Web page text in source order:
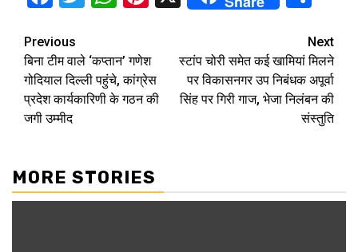
Continue
Reading
Previous
बिना टीम वाले ‘कप्तान’ गणेश
गोदियाल दिल्ली पहुंचे, कांग्रेस
प्रदेश कार्यकारिणी के गठन की
जगी उम्मीद
Next
स्टांप चोरी समेत कई खामियां मिलने
पर विकासनगर उप निबंधक अपूर्वा
सिंह पर गिरी गाज, भेजा निलंबन की
संस्तुति
MORE STORIES